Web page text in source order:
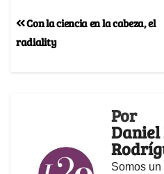
Con la ciencia en la cabeza, el
radiality
Por
Daniel
Somos